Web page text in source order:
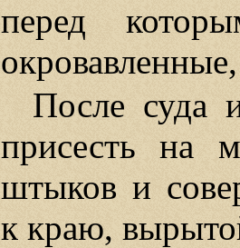
перед
После суда
присесть на
штыков и
к краю,